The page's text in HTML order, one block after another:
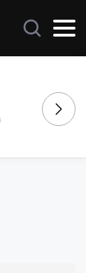
celebra estar